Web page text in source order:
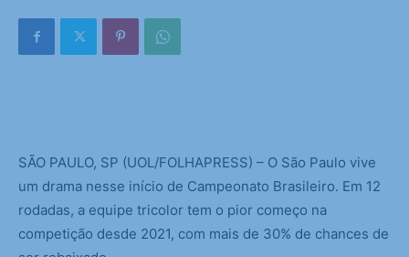
SÃO PAULO, SP (UOL/FOLHAPRESS) – O São Paulo vive
um drama nesse início de Campeonato Brasileiro. Em 12
rodadas, a equipe tricolor tem o pior começo na
competição desde 2021, com mais de 30% de chances de